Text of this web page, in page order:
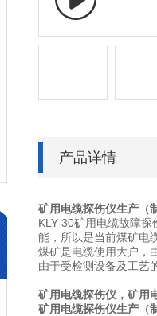
产品详情
矿用电缆探伤仪生产（
KLY-30矿用电缆故障
能，所以是当前煤矿电
煤矿是电缆使用大户，
由于受检测设备及工艺
矿用电缆探伤仪，矿用
矿用电缆探伤仪生产（